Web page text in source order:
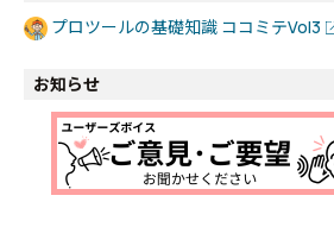
プロツールの基礎知識 ココミテVol3
お知らせ